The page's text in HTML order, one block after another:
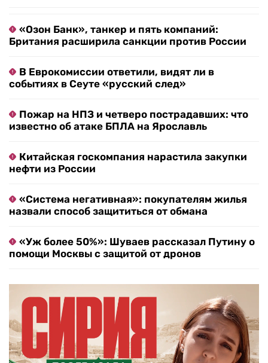
«Озон Банк», танкер и пять компаний:
Британия расширила санкции против России
В Еврокомиссии ответили, видят ли в
событиях в Сеуте «русский след»
Пожар на НПЗ и четверо пострадавших: что
известно об атаке БПЛА на Ярославль
Китайская госкомпания нарастила закупки
нефти из России
«Система негативная»: покупателям жилья
назвали способ защититься от обмана
«Уж более 50%»: Шуваев рассказал Путину о
помощи Москвы с защитой от дронов